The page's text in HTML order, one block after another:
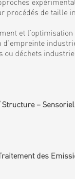
procédés de taille
et
déchets
– Sensoriel
des